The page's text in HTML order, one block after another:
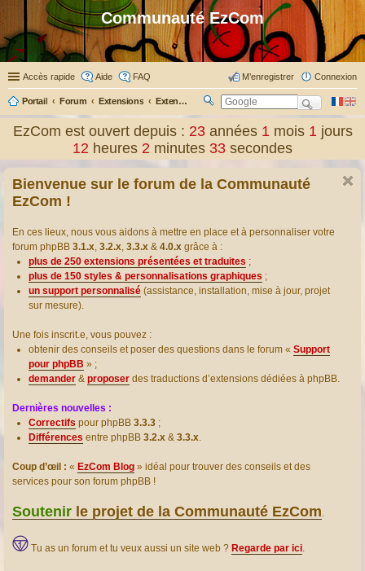
Communauté EzCom
Accès rapide Aide FAQ Connexion
M’enregistrer
Portail Forum Extensions Extensions présentées & traduites
er
EzCom est ouvert depuis : 23 années1 mois1 jours
12 heures 2 minutes 34 secondes
Bienvenue sur le forum de la Communauté
EzCom !
En ces lieux, nous vous aidons à mettre en place et à personnaliser votre
forum phpBB 3.1.x, 3.2.x, 3.3.x & 4.0.x grâce à :
plus de 250 extensions présentées et traduites ;
plus de 150 styles & personnalisations graphiques ;
un support personnalisé (assistance, installation, mise à jour, projet
sur mesure).
Une fois inscrit.e, vous pouvez :
obtenir des conseils et poser des questions dans le forum « Support
pour phpBB » ;
demander & proposer des traductions d’extensions dédiées à phpBB.
Dernières nouvelles :
Correctifs pour phpBB 3.3.3 ;
Différences entre phpBB 3.2.x & 3.3.x.
Coup d’œil : « EzCom Blog » idéal pour trouver des conseils et des
services pour son forum phpBB !
Soutenir le projet de la Communauté EzCom.
Tu as un forum et tu veux aussi un site web ? Regarde par ici.